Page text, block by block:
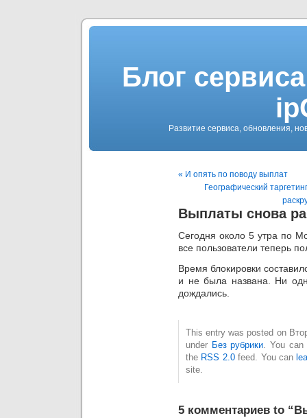
Блог
Развитие сервиса, обновления,
« И опять по поводу выплат
Географический
Выплаты снова
Сегодня около 5 утра по
все пользователи теперь
Время блокировки
и не была названа. Ни
дождались.
This entry was posted on
under Без рубрики. You can
the RSS 2.0feed. You can
site.
5 комментариев to